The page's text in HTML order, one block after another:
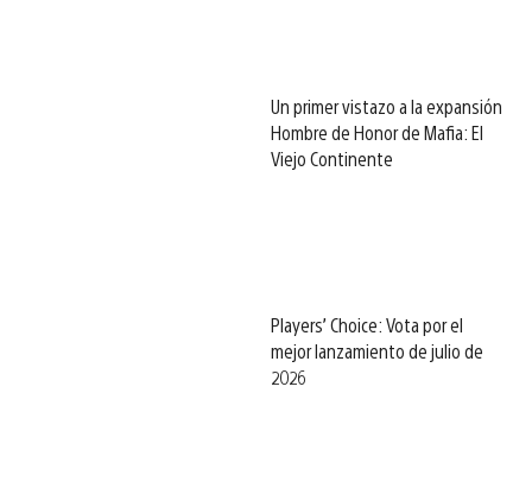
Un primer vistazo a la expansión
Hombre de Honor de Mafia: El
Viejo Continente
Players’ Choice: Vota por el
mejor lanzamiento de julio de
2026